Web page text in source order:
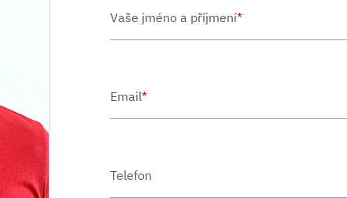
Vaše jméno a příjmení*
Email*
Telefon